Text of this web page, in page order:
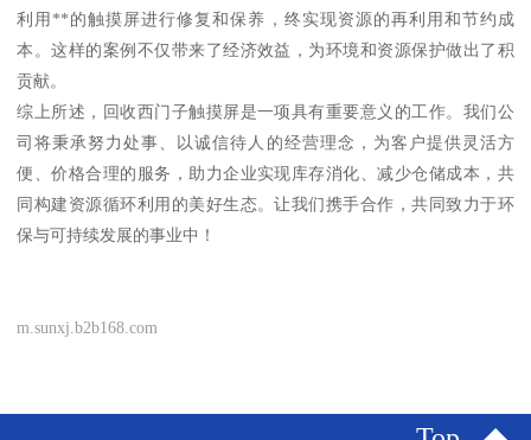
利用**的触摸屏进行修复和保养，终实现资源的再利用和节约成
本。这样的案例不仅带来了经济效益，为环境和资源保护做出了积
贡献。
综上所述，回收西门子触摸屏是一项具有重要意义的工作。我们公
司将秉承努力处事、以诚信待人的经营理念，为客户提供灵活方
便、价格合理的服务，助力企业实现库存消化、减少仓储成本，共
同构建资源循环利用的美好生态。让我们携手合作，共同致力于环
保与可持续发展的事业中！
m.sunxj.b2b168.com